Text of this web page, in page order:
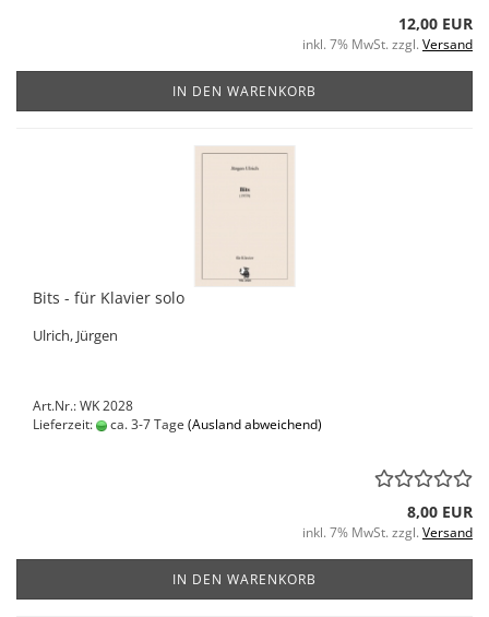
12,00 EUR
inkl. 7% MwSt. zzgl. Versand
IN DEN WARENKORB
Bits - für Klavier solo
Ulrich, Jürgen
Art.Nr.: WK 2028
Lieferzeit:
ca. 3-7 Tage (Ausland abweichend)
8,00 EUR
inkl. 7% MwSt. zzgl. Versand
IN DEN WARENKORB